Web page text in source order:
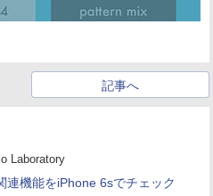
記事へ
Laboratory
連機能をiPhone 6sでチェック